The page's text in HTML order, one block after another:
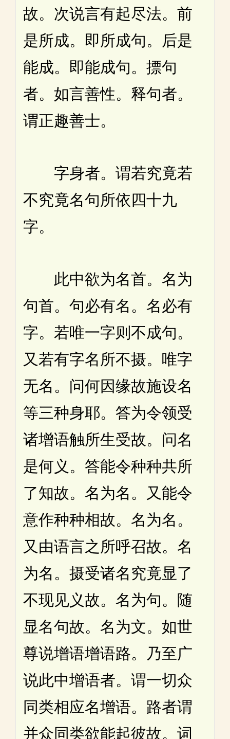
故。次说言有起尽法。前
是所成。即所成句。后是
能成。即能成句。摽句
者。如言善性。释句者。
谓正趣善士。
字身者。谓若究竟若
不究竟名句所依四十九
字。
此中欲为名首。名为
句首。句必有名。名必有
字。若唯一字则不成句。
又若有字名所不摄。唯字
无名。问何因缘故施设名
等三种身耶。答为令领受
诸增语触所生受故。问名
是何义。答能令种种共所
了知故。名为名。又能令
意作种种相故。名为名。
又由语言之所呼召故。名
为名。摄受诸名究竟显了
不现见义故。名为句。随
显名句故。名为文。如世
尊说增语增语路。乃至广
说此中增语者。谓一切众
同类相应名增语。路者谓
并众同类欲能起彼故。词